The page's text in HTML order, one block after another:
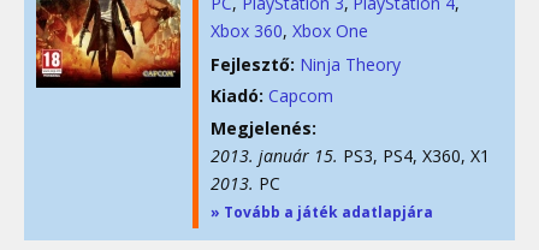
Xbox 360 Xbox One
Fejlesztő: Ninja Theory
Kiadó: Capcom
Megjelenés:
2013. január 15. PS3, PS4, X360, X1
2013. PC
» Tovább a játék adatlapjára